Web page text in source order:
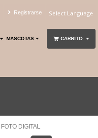
Registrarse
Translate
MASCOTAS CARRITO
FOTO DIGITAL